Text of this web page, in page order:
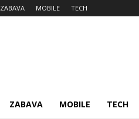
ZABAVA MOBILE TECH
ZABAVA MOBILE TECH